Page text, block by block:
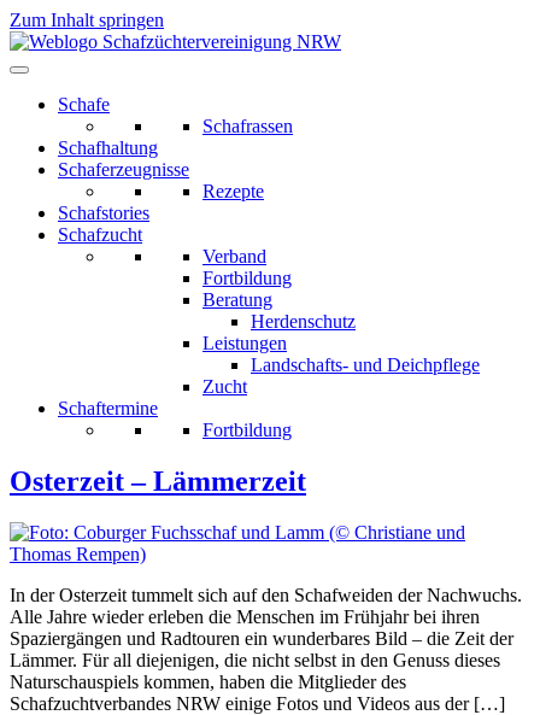
Zum Inhalt springen
Schafe
Schafrassen
Schafhaltung
Schaferzeugnisse
Rezepte
Schafstories
Schafzucht
Verband
Fortbildung
Beratung
Herdenschutz
Leistungen
Landschafts- und Deichpflege
Zucht
Schaftermine
Fortbildung
Osterzeit – Lämmerzeit
In der Osterzeit tummelt sich auf den Schafweiden der Nachwuchs.
Alle Jahre wieder erleben die Menschen im Frühjahr bei ihren
Spaziergängen und Radtouren ein wunderbares Bild – die Zeit der
Lämmer. Für all diejenigen, die nicht selbst in den Genuss dieses
Naturschauspiels kommen, haben die Mitglieder des
Schafzuchtverbandes NRW einige Fotos und Videos aus der […]